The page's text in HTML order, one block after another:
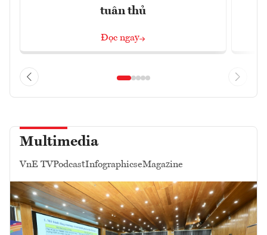
tuân thủ
Đọc ngay
Multimedia
VnE TVPodcastInfographicseMagazine